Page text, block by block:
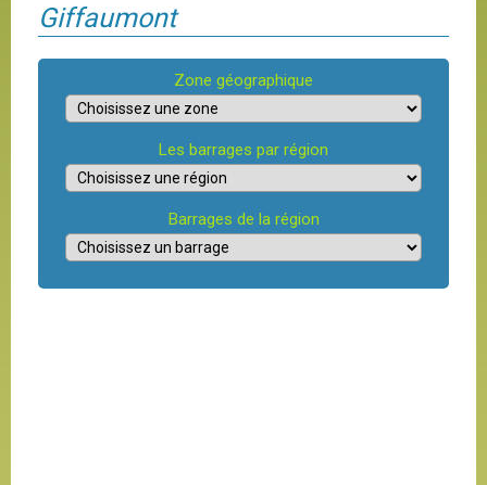
Giffaumont
Zone géographique
Les barrages par région
Barrages de la région